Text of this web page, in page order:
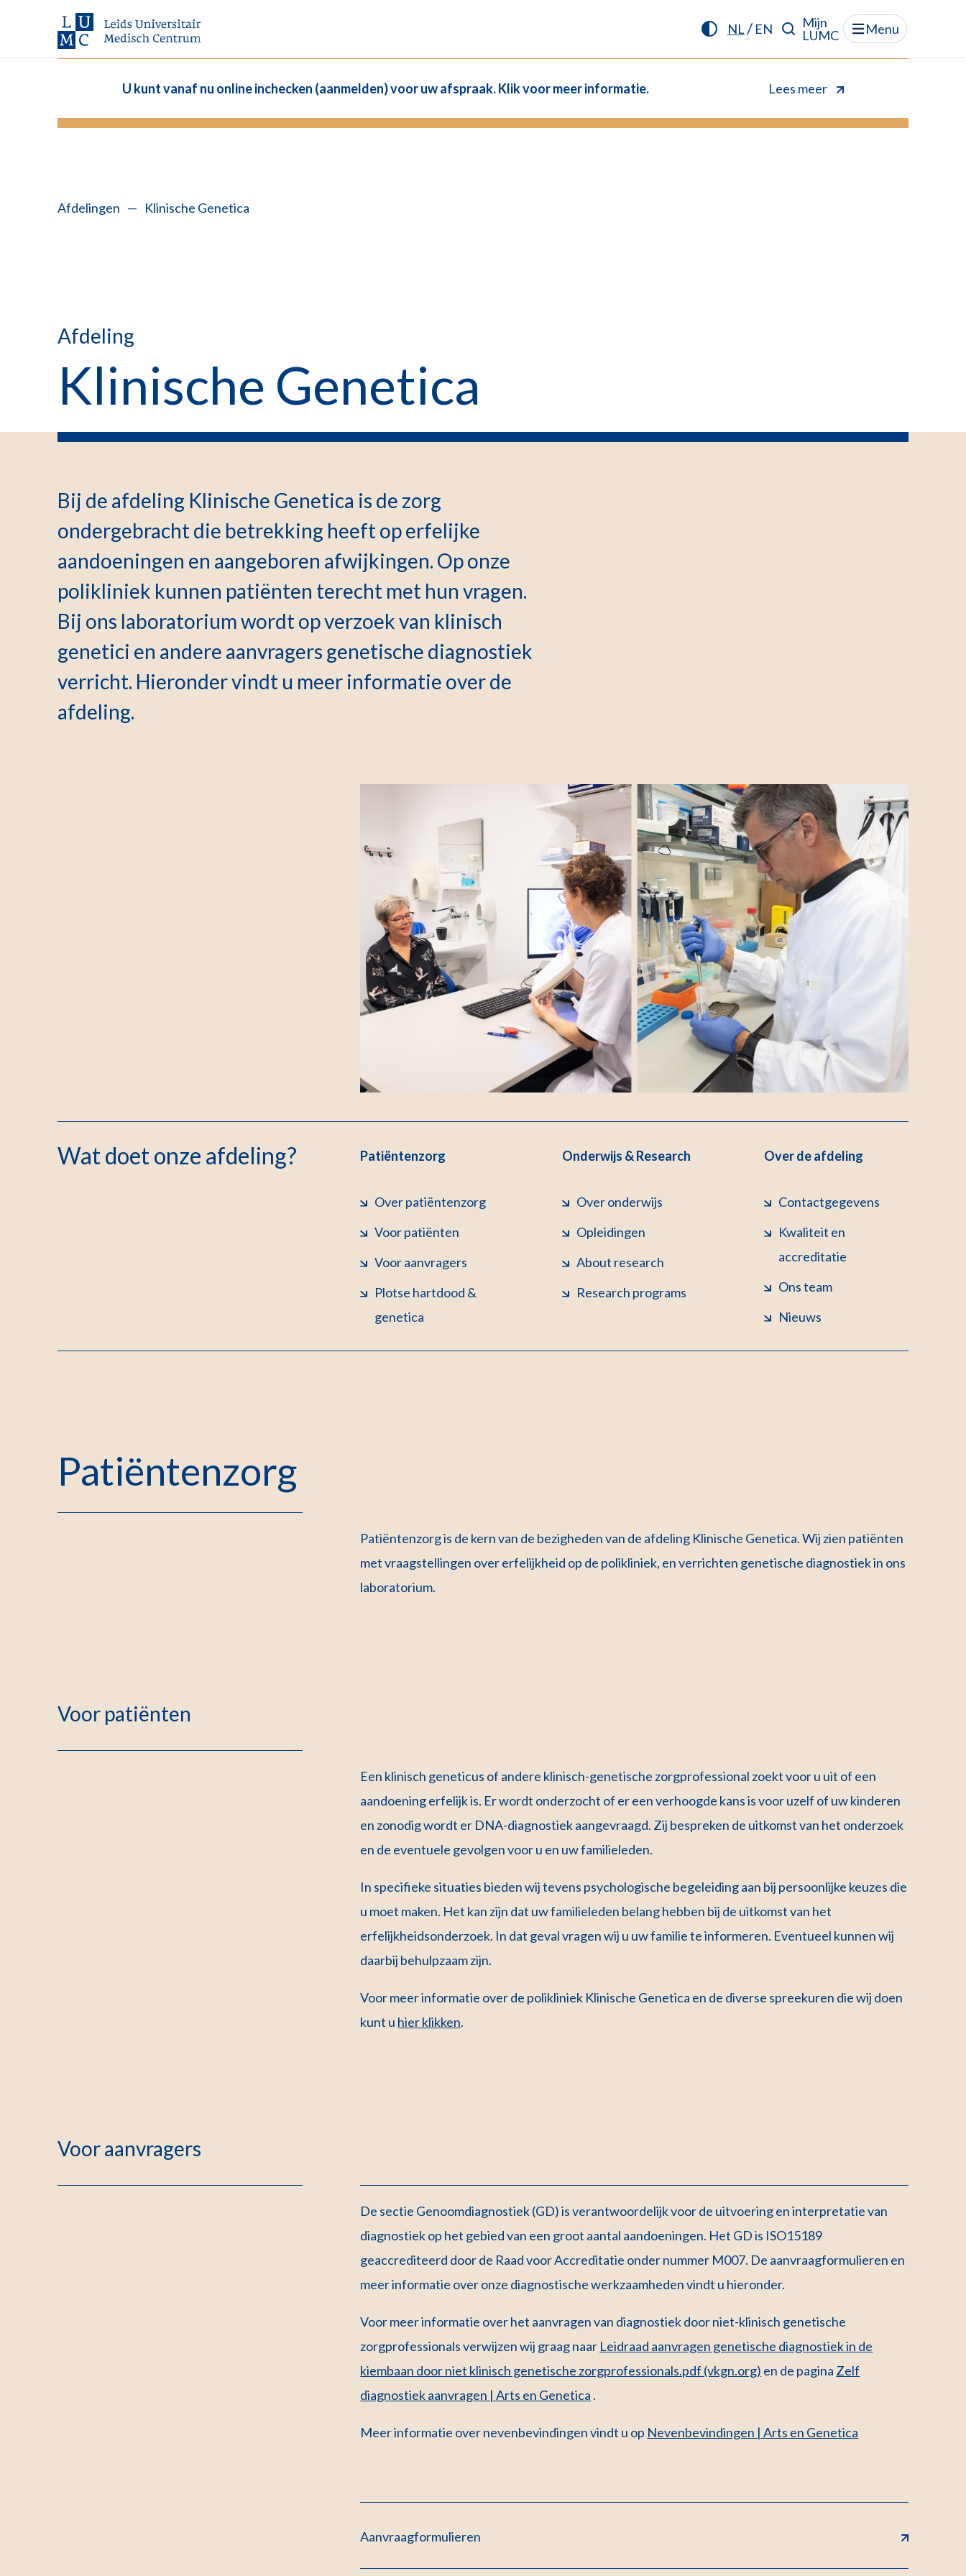
NL/ EN
Mijn
LUMC
Menu
U kunt vanaf nu online inchecken (aanmelden) voor uw afspraak. Klik voor meer informatie. Lees meer
Afdelingen — Klinische Genetica
Afdeling
Klinische Genetica
Bij de afdeling Klinische Genetica is de zorg
ondergebracht die betrekking heeft op erfelijke
aandoeningen en aangeboren afwijkingen. Op onze
polikliniek kunnen patiënten terecht met hun vragen.
Bij ons laboratorium wordt op verzoek van klinisch
genetici en andere aanvragers genetische diagnostiek
verricht. Hieronder vindt u meer informatie over de
afdeling.
Wat doet onze afdeling? Patiëntenzorg
Over patiëntenzorg
Voor patiënten
Voor aanvragers
Plotse hartdood &
genetica
Onderwijs & Research
Over onderwijs
Opleidingen
About research
Research programs
Over de afdeling
Contactgegevens
Kwaliteit en
accreditatie
Ons team
Nieuws
Patiëntenzorg
Patiëntenzorg is de kern van de bezigheden van de afdeling Klinische Genetica. Wij zien patiënten
met vraagstellingen over erfelijkheid op de polikliniek, en verrichten genetische diagnostiek in ons
laboratorium.
Voor patiënten
Een klinisch geneticus of andere klinisch-genetische zorgprofessional zoekt voor u uit of een
aandoening erfelijk is. Er wordt onderzocht of er een verhoogde kans is voor uzelf of uw kinderen
en zonodig wordt er DNA-diagnostiek aangevraagd. Zij bespreken de uitkomst van het onderzoek
en de eventuele gevolgen voor u en uw familieleden.
In specifieke situaties bieden wij tevens psychologische begeleiding aan bij persoonlijke keuzes die
u moet maken. Het kan zijn dat uw familieleden belang hebben bij de uitkomst van het
erfelijkheidsonderzoek. In dat geval vragen wij u uw familie te informeren. Eventueel kunnen wij
daarbij behulpzaam zijn.
Voor meer informatie over de polikliniek Klinische Genetica en de diverse spreekuren die wij doen
kunt u hier klikken.
Voor aanvragers
De sectie Genoomdiagnostiek (GD) is verantwoordelijk voor de uitvoering en interpretatie van
diagnostiek op het gebied van een groot aantal aandoeningen. Het GD is ISO15189
geaccrediteerd door de Raad voor Accreditatie onder nummer M007. De aanvraagformulieren en
meer informatie over onze diagnostische werkzaamheden vindt u hieronder.
Voor meer informatie over het aanvragen van diagnostiek door niet-klinisch genetische
zorgprofessionals verwijzen wij graag naar Leidraad aanvragen genetische diagnostiek in de
kiembaan door niet klinisch genetische zorgprofessionals.pdf (vkgn.org) en de pagina Zelf
diagnostiek aanvragen | Arts en Genetica .
Meer informatie over nevenbevindingen vindt u op Nevenbevindingen | Arts en Genetica
Aanvraagformulieren